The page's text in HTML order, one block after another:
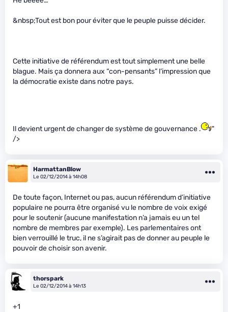
&nbsp;Tout est bon pour éviter que le peuple puisse décider.
Cette initiative de référendum est tout simplement une belle
blague. Mais ça donnera aux “con-pensants” l’impression que
la démocratie existe dans notre pays.
Il devient urgent de changer de système de gouvernance .
"
/>
HarmattanBlow
Le 02/12/2014 à 14h08
De toute façon, Internet ou pas, aucun référendum d’initiative
populaire ne pourra être organisé vu le nombre de voix exigé
pour le soutenir (aucune manifestation n’a jamais eu un tel
nombre de membres par exemple). Les parlementaires ont
bien verrouillé le truc, il ne s’agirait pas de donner au peuple le
pouvoir de choisir son avenir.
thorspark
Le 02/12/2014 à 14h13
+1